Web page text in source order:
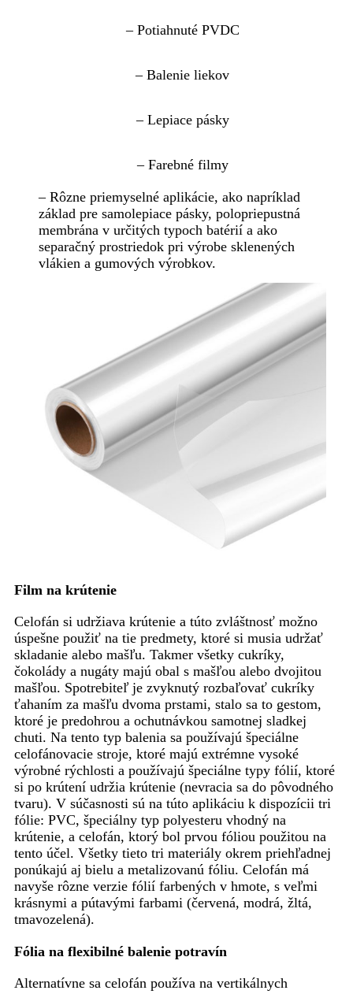
– Potiahnuté PVDC
– Balenie liekov
– Lepiace pásky
– Farebné filmy
– Rôzne priemyselné aplikácie, ako napríklad
základ pre samolepiace pásky, polopriepustná
membrána v určitých typoch batérií a ako
separačný prostriedok pri výrobe sklenených
vlákien a gumových výrobkov.
Film na krútenie
Celofán si udržiava krútenie a túto zvláštnosť možno
úspešne použiť na tie predmety, ktoré si musia udržať
skladanie alebo mašľu. Takmer všetky cukríky,
čokolády a nugáty majú obal s mašľou alebo dvojitou
mašľou. Spotrebiteľ je zvyknutý rozbaľovať cukríky
ťahaním za mašľu dvoma prstami, stalo sa to gestom,
ktoré je predohrou a ochutnávkou samotnej sladkej
chuti. Na tento typ balenia sa používajú špeciálne
celofánovacie stroje, ktoré majú extrémne vysoké
výrobné rýchlosti a používajú špeciálne typy fólií, ktoré
si po krútení udržia krútenie (nevracia sa do pôvodného
tvaru). V súčasnosti sú na túto aplikáciu k dispozícii tri
fólie: PVC, špeciálny typ polyesteru vhodný na
krútenie, a celofán, ktorý bol prvou fóliou použitou na
tento účel. Všetky tieto tri materiály okrem priehľadnej
ponúkajú aj bielu a metalizovanú fóliu. Celofán má
navyše rôzne verzie fólií farbených v hmote, s veľmi
krásnymi a pútavými farbami (červená, modrá, žltá,
tmavozelená).
Fólia na flexibilné balenie potravín
Alternatívne sa celofán používa na vertikálnych